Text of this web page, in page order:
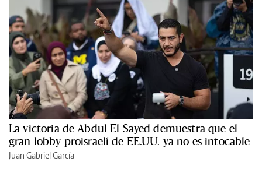
La victoria de Abdul El-Sayed demuestra que el
gran lobby proisraelí de EE.UU. ya no es intocable
Juan Gabriel García